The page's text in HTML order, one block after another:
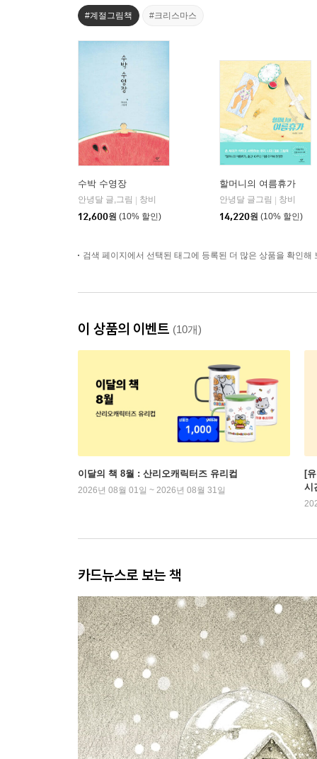
#계절그림책 #크리스마스
수박 수영장
안녕달 글,그림
창비
12,600원 (10% 할인)
할머니의 여름휴가
안녕달 글그림
창비
14,220원 (10% 할인)
검색 페이지에서 선택된 태그에 등록된 더 많은 상품을 확인해
이 상품의 이벤트 (10개)
이달의 책 8월 : 산리오캐릭터즈 유리컵
2026년 08월 01일 ~ 2026년 08월 31일
[
시
카드뉴스로 보는 책